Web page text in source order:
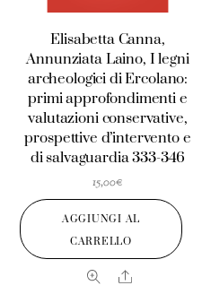
Elisabetta Canna,
Annunziata Laino, I legni
archeologici di Ercolano:
primi approfondimenti e
valutazioni conservative,
prospettive d’intervento e
di salvaguardia 333-346
15,00€
AGGIUNGI AL
CARRELLO
Share